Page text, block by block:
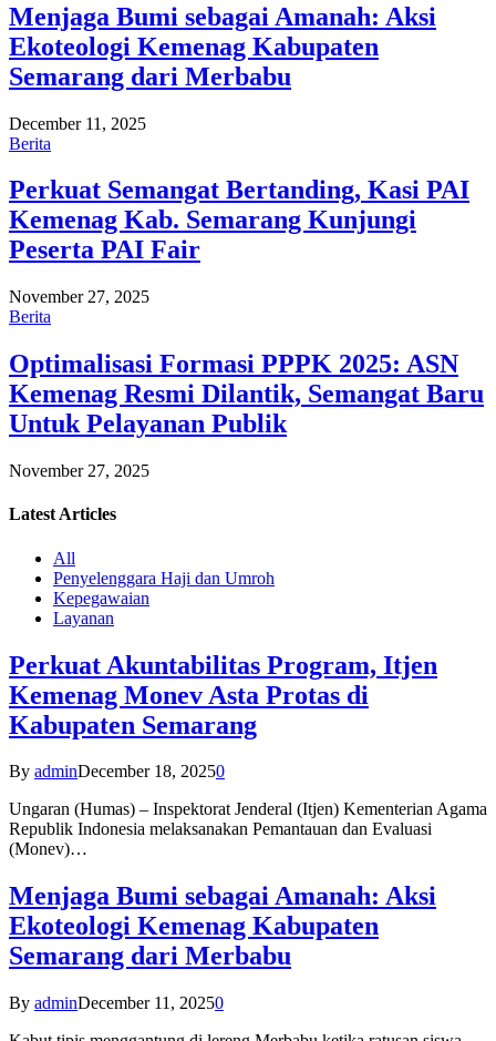
Menjaga Bumi sebagai Amanah: Aksi
Ekoteologi Kemenag Kabupaten
Semarang dari Merbabu
December 11, 2025
Berita
Perkuat Semangat Bertanding, Kasi PAI
Kemenag Kab. Semarang Kunjungi
Peserta PAI Fair
November 27, 2025
Berita
Optimalisasi Formasi PPPK 2025: ASN
Kemenag Resmi Dilantik, Semangat Baru
Untuk Pelayanan Publik
November 27, 2025
Latest Articles
All
Penyelenggara Haji dan Umroh
Kepegawaian
Layanan
Perkuat Akuntabilitas Program, Itjen
Kemenag Monev Asta Protas di
Kabupaten Semarang
By adminDecember 18, 20250
Ungaran (Humas) – Inspektorat Jenderal (Itjen) Kementerian Agama
Republik Indonesia melaksanakan Pemantauan dan Evaluasi
(Monev)…
Menjaga Bumi sebagai Amanah: Aksi
Ekoteologi Kemenag Kabupaten
Semarang dari Merbabu
By adminDecember 11, 20250